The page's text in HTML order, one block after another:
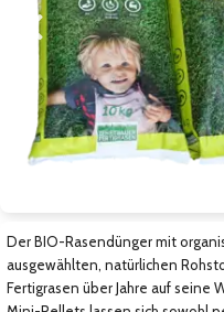
Zum vorigen Bild
Der BIO-Rasendünger mit
ausgewählten, natürlichen
Fertigrasen über Jahre auf